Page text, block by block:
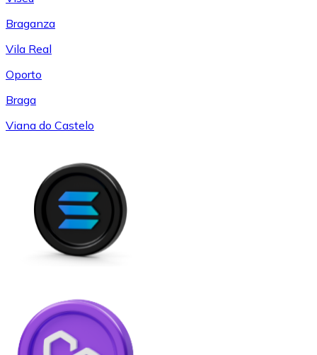
Braganza
Vila Real
Oporto
Braga
Viana do Castelo